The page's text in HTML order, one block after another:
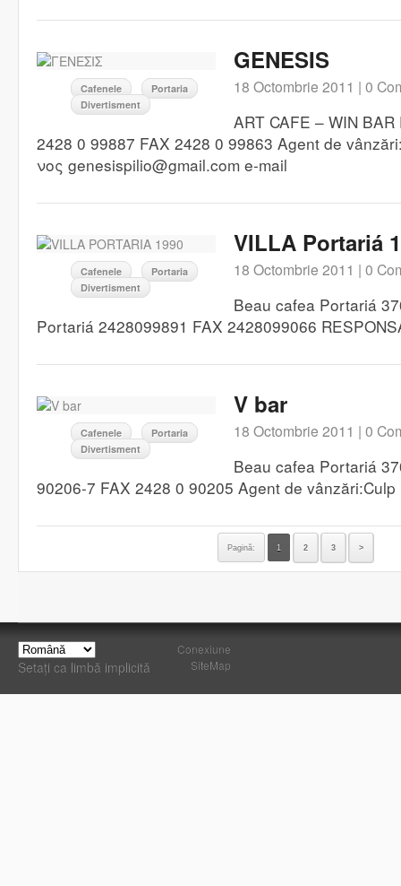
Cafenele
Portaria
Divertisment
GENESIS
18 Octombrie 2011 | 0
ART CAFE – WIN
2428 0 99887 FAX 2428 0 99863 Agent de
νος genesispilio@gmail.com e-mail
Cafenele
Portaria
Divertisment
VILLA Portariá
18 Octombrie 2011 | 0
Beau cafea Portariá
Portariá 2428099891 FAX 2428099066
Cafenele
Portaria
Divertisment
V bar
18 Octombrie 2011 | 0
Beau cafea Portariá
90206-7 FAX 2428 0 90205 Agent de vânzări:Culp
Pagină: 1 2 3 >
Setați ca limbă implicită
Conexiune
SiteMap